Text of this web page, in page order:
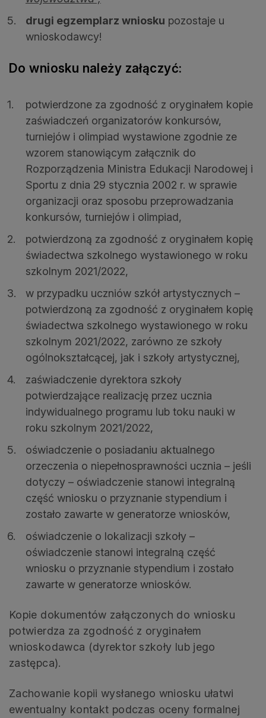
drugi egzemplarz wniosku pozostaje u
wnioskodawcy!
Do wniosku należy załączyć:
potwierdzone za zgodność z oryginałem kopie
zaświadczeń organizatorów konkursów,
turniejów i olimpiad wystawione zgodnie ze
wzorem stanowiącym załącznik do
Rozporządzenia Ministra Edukacji Narodowej i
Sportu z dnia 29 stycznia 2002 r. w sprawie
organizacji oraz sposobu przeprowadzania
konkursów, turniejów i olimpiad,
potwierdzoną za zgodność z oryginałem kopię
świadectwa szkolnego wystawionego w roku
szkolnym 2021/2022,
w przypadku uczniów szkół artystycznych –
potwierdzoną za zgodność z oryginałem kopię
świadectwa szkolnego wystawionego w roku
szkolnym 2021/2022, zarówno ze szkoły
ogólnokształcącej, jak i szkoły artystycznej,
zaświadczenie dyrektora szkoły
potwierdzające realizację przez ucznia
indywidualnego programu lub toku nauki w
roku szkolnym 2021/2022,
oświadczenie o posiadaniu aktualnego
orzeczenia o niepełnosprawności ucznia – jeśli
dotyczy – oświadczenie stanowi integralną
część wniosku o przyznanie stypendium i
zostało zawarte w generatorze wniosków,
oświadczenie o lokalizacji szkoły –
oświadczenie stanowi integralną część
wniosku o przyznanie stypendium i zostało
zawarte w generatorze wniosków.
Kopie dokumentów załączonych do wniosku
potwierdza za zgodność z oryginałem
wnioskodawca (dyrektor szkoły lub jego
zastępca).
Zachowanie kopii wysłanego wniosku ułatwi
ewentualny kontakt podczas oceny formalnej